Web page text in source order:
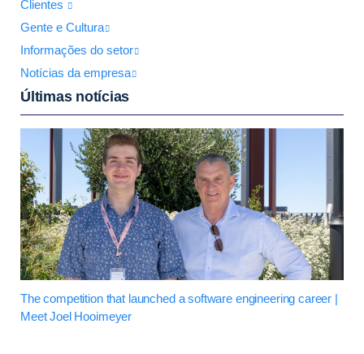
Clientes
Gente e Cultura
Informações do setor
Notícias da empresa
Últimas notícias
The competition that launched a software engineering career |
Meet Joel Hooimeyer